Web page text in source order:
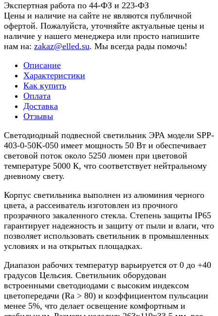
Экспертная работа по 44-ФЗ и 223-ФЗ
Цены и наличие на сайте не являются публичной
офертой. Пожалуйста, уточняйте актуальные цены и
наличие у нашего менеджера или просто напишите
нам на: zakaz@elled.su. Мы всегда рады помочь!
Описание
Характеристики
Как купить
Оплата
Доставка
Отзывы
Светодиодный подвесной светильник ЭРА модели SPP-
403-0-50K-050 имеет мощность 50 Вт и обеспечивает
световой поток около 5250 люмен при цветовой
температуре 5000 К, что соответствует нейтральному
дневному свету.
Корпус светильника выполнен из алюминия черного
цвета, а рассеиватель изготовлен из прочного
прозрачного закаленного стекла. Степень защиты IP65
гарантирует надежность и защиту от пыли и влаги, что
позволяет использовать светильник в промышленных
условиях и на открытых площадках.
Диапазон рабочих температур варьируется от 0 до +40
градусов Цельсия. Светильник оборудован
встроенными светодиодами с высоким индексом
цветопередачи (Ra > 80) и коэффициентом пульсации
менее 5%, что делает освещение комфортным и